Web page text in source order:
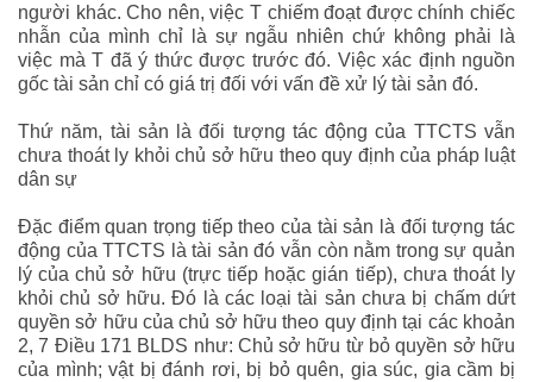
người khác. Cho nên, việc T chiếm đoạt được chính chiếc
nhẫn của mình chỉ là sự ngẫu nhiên chứ không phải là
việc mà T đã ý thức được trước đó. Việc xác định nguồn
gốc tài sản chỉ có giá trị đối với vấn đề xử lý tài sản đó.
Thứ năm, tài sản là đối tượng tác động của TTCTS vẫn
chưa thoát ly khỏi chủ sở hữu theo quy định của pháp luật
dân sự
Đặc điểm quan trọng tiếp theo của tài sản là đối tượng tác
động của TTCTS là tài sản đó vẫn còn nằm trong sự quản
lý của chủ sở hữu (trực tiếp hoặc gián tiếp), chưa thoát ly
khỏi chủ sở hữu. Đó là các loại tài sản chưa bị chấm dứt
quyền sở hữu của chủ sở hữu theo quy định tại các khoản
2, 7 Điều 171 BLDS như: Chủ sở hữu từ bỏ quyền sở hữu
của mình; vật bị đánh rơi, bị bỏ quên, gia súc, gia cầm bị